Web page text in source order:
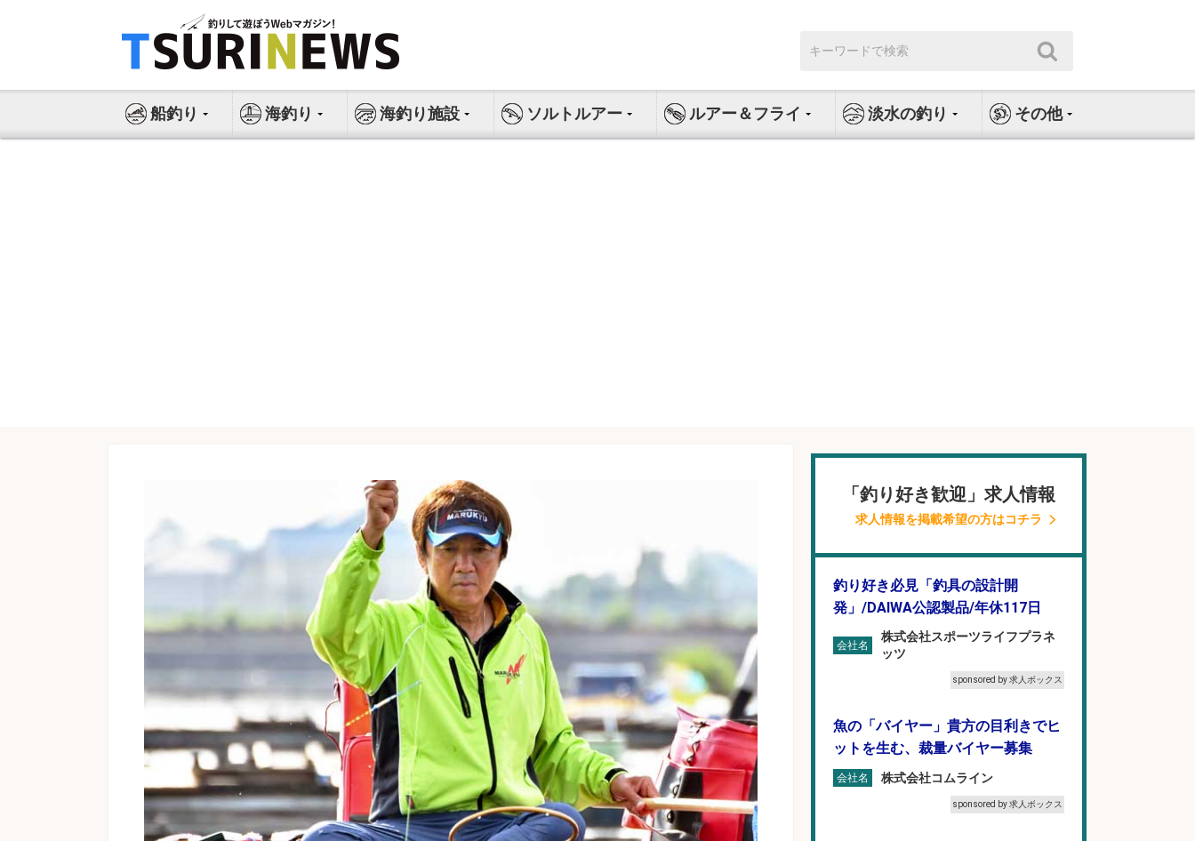
ス
索:
船釣り 海釣り 海釣り施設 ソルトルアー ルアー＆フライ 淡水の釣り その他
「釣り好き歓迎」求人情報
求人情報を掲載希望の方はコチラ
釣り好き必見「釣具の設計開
発」/DAIWA公認製品/年休117日
会社名
株式会社スポーツライフプラネ
ッツ
sponsored by 求人ボックス
魚の「バイヤー」貴方の目利きでヒ
ットを生む、裁量バイヤー募集
会社名 株式会社コムライン
sponsored by 求人ボックス